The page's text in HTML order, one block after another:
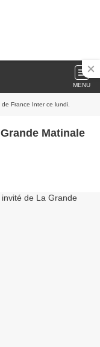
MENU
France Inter ce lundi.
Matinale